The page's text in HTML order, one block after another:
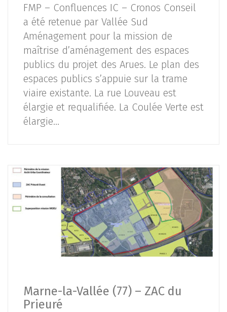
FMP – Confluences IC – Cronos Conseil
a été retenue par Vallée Sud
Aménagement pour la mission de
maîtrise d’aménagement des espaces
publics du projet des Arues. Le plan des
espaces publics s’appuie sur la trame
viaire existante. La rue Louveau est
élargie et requalifiée. La Coulée Verte est
élargie…
Marne-la-Vallée (77) – ZAC du
Prieuré